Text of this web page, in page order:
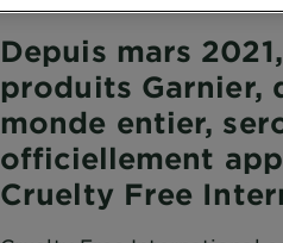
Depuis mars
produits Garnier,
monde entier,
officiellement
Cruelty Free